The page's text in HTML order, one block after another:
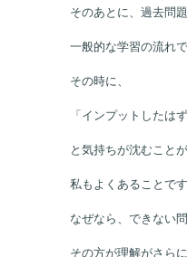
そのあとに、過去問
一般的な学習の流れ
その時に、
「インプットしたは
と気持ちが沈むこと
私もよくあることで
なぜなら、できない